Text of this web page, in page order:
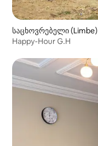
საცხოვრებელი (Limbe)
Happy-Hour G.H